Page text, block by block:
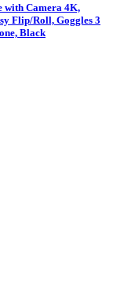
with Camera 4K,
Flip/Roll, Goggles 3
Black